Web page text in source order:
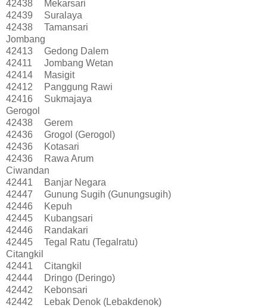
42438
Mekarsari
42439
Suralaya
42438
Tamansari
Jombang
42413
Gedong Dalem
42411
Jombang Wetan
42414
Masigit
42412
Panggung Rawi
42416
Sukmajaya
Gerogol
42438
Gerem
42436
Grogol (Gerogol)
42436
Kotasari
42436
Rawa Arum
Ciwandan
42441
Banjar Negara
42447
Gunung Sugih (Gunungsugih)
42446
Kepuh
42445
Kubangsari
42446
Randakari
42445
Tegal Ratu (Tegalratu)
Citangkil
42441
Citangkil
42444
Dringo (Deringo)
42442
Kebonsari
42442
Lebak Denok (Lebakdenok)